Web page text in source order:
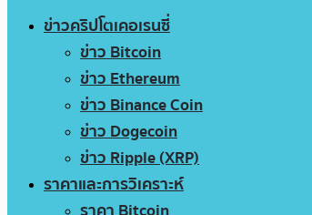
ข่าวคริปโตเคอเรนซี่
ข่าว Bitcoin
ข่าว Ethereum
ข่าว Binance Coin
ข่าว Dogecoin
ข่าว Ripple (XRP)
ราคาและการวิเคราะห์